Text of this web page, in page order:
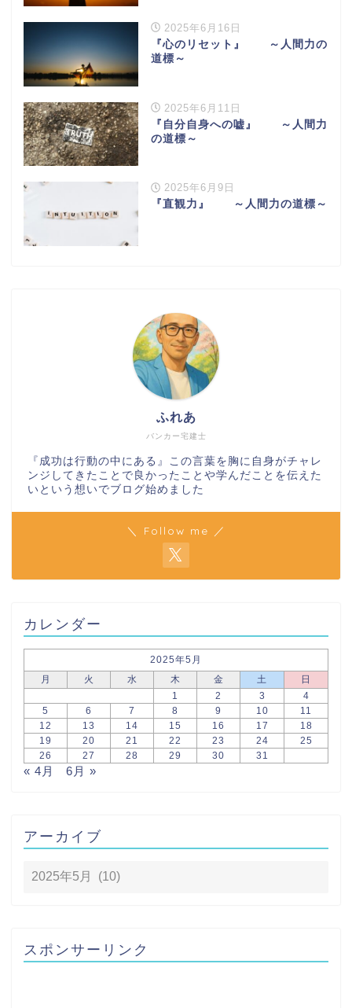
2025年6月16日
『心のリセット』 ～人間力の
道標～
2025年6月11日
『自分自身への嘘』 ～人間力
の道標～
2025年6月9日
『直観力』 ～人間力の道標～
バンカー宅建士
ふれあ
『成功は行動の中にある』この言葉を胸に自身がチャレ
ンジしてきたことで良かったことや学んだことを伝えた
いという想いでブログ始めました
＼ Follow me ／
カレンダー
2025年5月
月
火 水 木 金 土
日
1
2 3
4
5
6 7 8 9 10
11
12
13 14 15 16 17
18
19
20 21 22 23 24
25
26
27 28 29 30 31
« 4月 6月 »
アーカイブ
スポンサーリンク